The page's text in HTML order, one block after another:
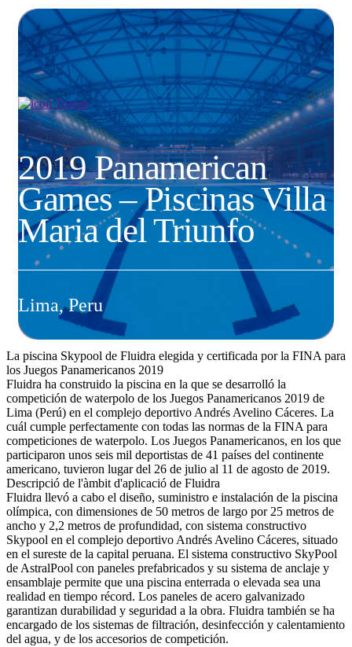
Tornar
2019 Panamerican
Games – Piscinas Villa
Maria del Triunfo
Lima, Peru
La piscina Skypool de Fluidra elegida y certificada por la FINA para
los Juegos Panamericanos 2019
Fluidra ha construido la piscina en la que se desarrolló la
competición de waterpolo de los Juegos Panamericanos 2019 de
Lima (Perú) en el complejo deportivo Andrés Avelino Cáceres. La
cuál cumple perfectamente con todas las normas de la FINA para
competiciones de waterpolo. Los Juegos Panamericanos, en los que
participaron unos seis mil deportistas de 41 países del continente
americano, tuvieron lugar del 26 de julio al 11 de agosto de 2019.
Descripció de l'àmbit d'aplicació de Fluidra
Fluidra llevó a cabo el diseño, suministro e instalación de la piscina
olímpica, con dimensiones de 50 metros de largo por 25 metros de
ancho y 2,2 metros de profundidad, con sistema constructivo
Skypool en el complejo deportivo Andrés Avelino Cáceres, situado
en el sureste de la capital peruana. El sistema constructivo SkyPool
de AstralPool con paneles prefabricados y su sistema de anclaje y
ensamblaje permite que una piscina enterrada o elevada sea una
realidad en tiempo récord. Los paneles de acero galvanizado
garantizan durabilidad y seguridad a la obra. Fluidra también se ha
encargado de los sistemas de filtración, desinfección y calentamiento
del agua, y de los accesorios de competición.